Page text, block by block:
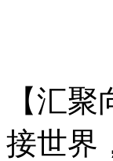
【汇
接世界